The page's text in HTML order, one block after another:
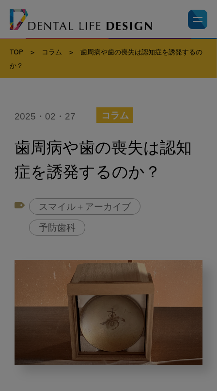
TOP > コラム >
歯周病や歯の喪失は認知症を誘発するの
か？
2025・02・27 コラム
歯周病や歯の喪失は認知
症を誘発するのか？
スマイル＋アーカイブ
予防歯科